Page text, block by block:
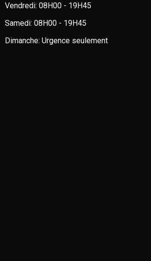
Vendredi: 08H00 - 19H45
Samedi: 08H00 - 19H45
Dimanche: Urgence seulement